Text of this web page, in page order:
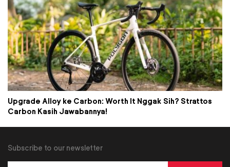
Upgrade Alloy ke Carbon: Worth It Nggak Sih? Strattos
Carbon Kasih Jawabannya!
Subscribe to our newsletter